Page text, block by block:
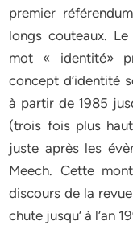
premier
longs couteaux.
mot « identité»
concept d’identité
à partir de 1985
(trois fois plus
juste après les
Meech. Cette
discours de la
chute jusqu’ à l’an